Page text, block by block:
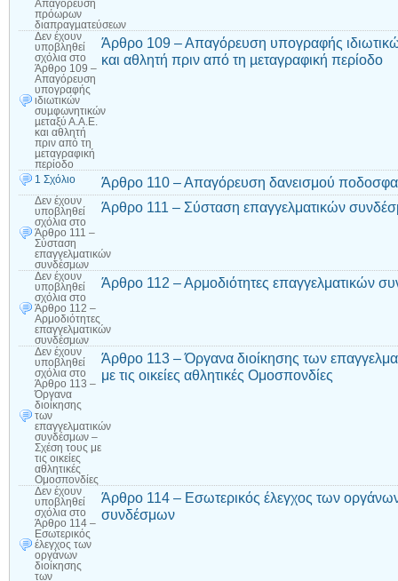
Απαγόρευση
πρόωρων
διαπραγµατεύσεων
Δεν έχουν
υποβληθεί
σχόλια στο
Άρθρο 109 –
Απαγόρευση
υπογραφής
ιδιωτικών
συµφωνητικών
µεταξύ Α.Α.Ε.
και αθλητή
πριν από τη
µεταγραφική
περίοδο
Άρθρο 109 – Απαγόρευση υπογραφής
και αθλητή πριν από τη µεταγραφική περίοδο
1 Σχόλιο Άρθρο 110 – Απαγόρευση δανεισμού
Δεν έχουν
υποβληθεί
σχόλια στο
Άρθρο 111 –
Σύσταση
επαγγελματικών
συνδέσμων
Άρθρο 111 – Σύσταση επαγγελματικών
Δεν έχουν
υποβληθεί
σχόλια στο
Άρθρο 112 –
Αρμοδιότητες
επαγγελματικών
συνδέσμων
Άρθρο 112 – Αρμοδιότητες επαγγελματικών
Δεν έχουν
υποβληθεί
σχόλια στο
Άρθρο 113 –
Όργανα
διοίκησης
των
επαγγελματικών
συνδέσμων –
Σχέση τους με
τις οικείες
αθλητικές
Ομοσπονδίες
Άρθρο 113 – Όργανα διοίκησης των
με τις οικείες αθλητικές Ομοσπονδίες
Δεν έχουν
υποβληθεί
σχόλια στο
Άρθρο 114 –
Εσωτερικός
έλεγχος των
οργάνων
διοίκησης
των
Άρθρο 114 – Εσωτερικός έλεγχος των
συνδέσμων